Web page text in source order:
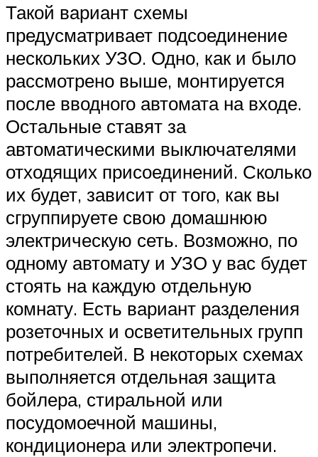
Такой вариант схемы
предусматривает подсоединение
нескольких УЗО. Одно, как и было
рассмотрено выше, монтируется
после вводного автомата на входе.
Остальные ставят за
автоматическими выключателями
отходящих присоединений. Сколько
их будет, зависит от того, как вы
сгруппируете свою домашнюю
электрическую сеть. Возможно, по
одному автомату и УЗО у вас будет
стоять на каждую отдельную
комнату. Есть вариант разделения
розеточных и осветительных групп
потребителей. В некоторых схемах
выполняется отдельная защита
бойлера, стиральной или
посудомоечной машины,
кондиционера или электропечи.